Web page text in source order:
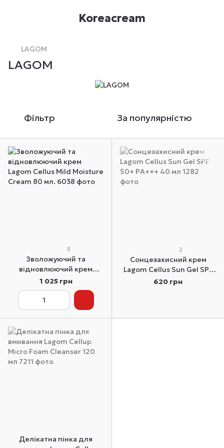
Koreacream
LAGOM
LAGOM
Фільтр За популярністю
5
Зволожуючий та
відновлюючий крем
Lagom Cellus Mild Moisture
Cream 80 мл.
1 025 грн
2
Сонцезахисний крем
Lagom Cellus Sun Gel SPF
50+ PA+++ 40 мл
620 грн
Делікатна пінка для